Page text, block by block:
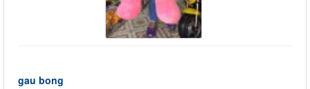
gau bong